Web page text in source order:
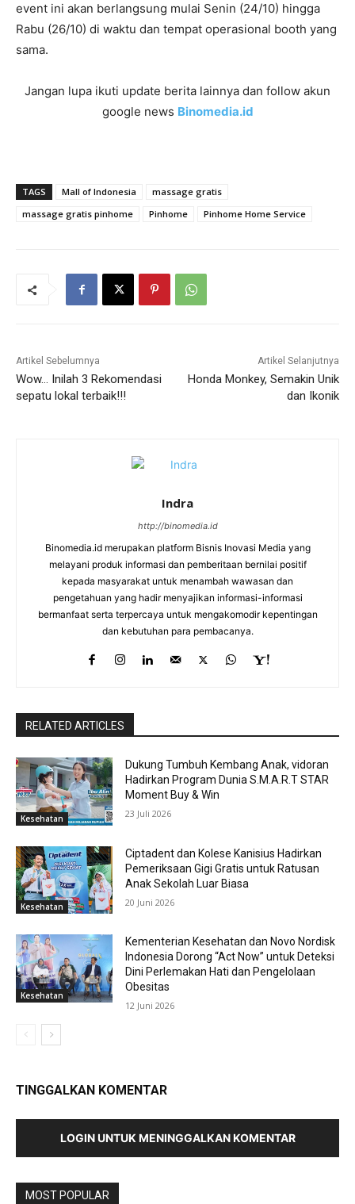
event ini akan berlangsung mulai Senin (24/10) hingga
Rabu (26/10) di waktu dan tempat operasional booth yang
sama.
Jangan lupa ikuti update berita lainnya dan follow akun
google news Binomedia.id
TAGS Mall of Indonesia
massage gratis
massage gratis pinhome
Pinhome Pinhome Home Service
Artikel Sebelumnya
Wow… Inilah 3 Rekomendasi
sepatu lokal terbaik!!!
Artikel Selanjutnya
Honda Monkey, Semakin Unik
dan Ikonik
Indra
http://binomedia.id
Binomedia.id merupakan platform Bisnis Inovasi Media yang
melayani produk informasi dan pemberitaan bernilai positif
kepada masyarakat untuk menambah wawasan dan
pengetahuan yang hadir menyajikan informasi-informasi
bermanfaat serta terpercaya untuk mengakomodir kepentingan
dan kebutuhan para pembacanya.
RELATED ARTICLES
Kesehatan
Dukung Tumbuh Kembang Anak, vidoran
Hadirkan Program Dunia S.M.A.R.T STAR
Moment Buy & Win
23 Juli 2026
Kesehatan
Ciptadent dan Kolese Kanisius Hadirkan
Pemeriksaan Gigi Gratis untuk Ratusan
Anak Sekolah Luar Biasa
20 Juni 2026
Kesehatan
Kementerian Kesehatan dan Novo Nordisk
Indonesia Dorong “Act Now” untuk Deteksi
Dini Perlemakan Hati dan Pengelolaan
Obesitas
12 Juni 2026
TINGGALKAN KOMENTAR
LOGIN UNTUK MENINGGALKAN KOMENTAR
MOST POPULAR